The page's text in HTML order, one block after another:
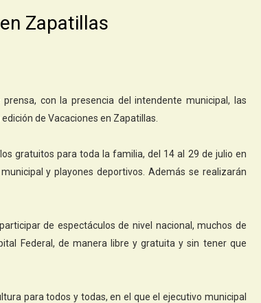
Zapatillas
con la presencia del intendente municipal, las
de Vacaciones en Zapatillas.
gratuitos para toda la familia, del 14 al 29 de julio en
y playones deportivos. Además se realizarán
de espectáculos de nivel nacional, muchos de
Federal, de manera libre y gratuita y sin tener que
para todos y todas, en el que el ejecutivo municipal